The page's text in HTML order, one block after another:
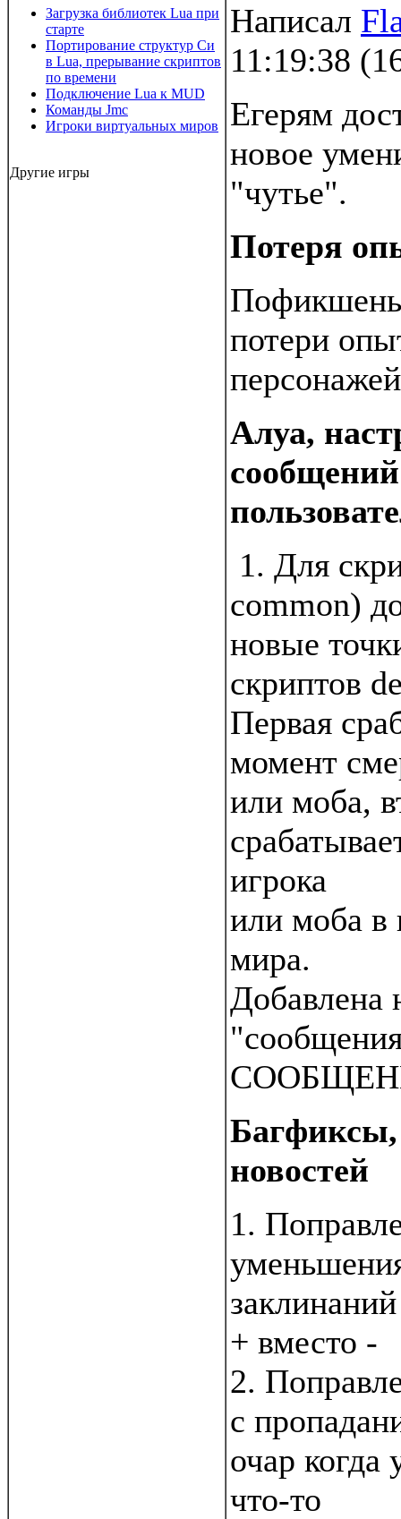
Загрузка библиотек Lua при
старте
Портирование структур Си
в Lua, прерывание скриптов
по времени
Подключение Lua к MUD
Команды Jmc
Игроки виртуальных миров
Другие игры
Написал
11:19:38 (
Егерям
новое
"чутье".
Потеря
потери
Алуа,
1. Для
common)
новые
скриптов
Первая
момент
или моба,
игрока
или моба в
мира.
Добавлена
Багфиксы,
новостей
1.
+ вместо -
2.
с
очар когда
что-то